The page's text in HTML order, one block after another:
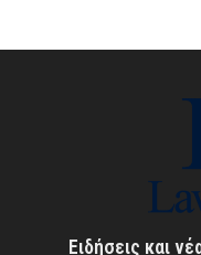
Ειδήσεις και